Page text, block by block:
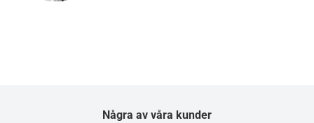
Några av våra kunder